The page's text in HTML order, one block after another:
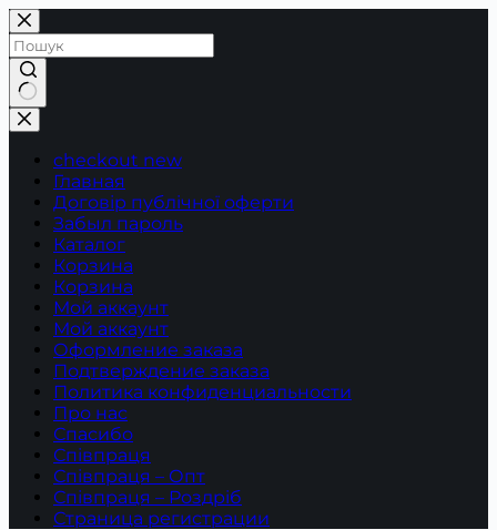
Перейти
до
вмісту
Немає
результатів
checkout new
Главная
Договір публічної оферти
Забыл пароль
Каталог
Корзина
Корзина
Мой аккаунт
Мой аккаунт
Оформление заказа
Подтверждение заказа
Политика конфиденциальности
Про нас
Спасибо
Співпраця
Співпраця – Опт
Співпраця – Роздріб
Страница регистрации